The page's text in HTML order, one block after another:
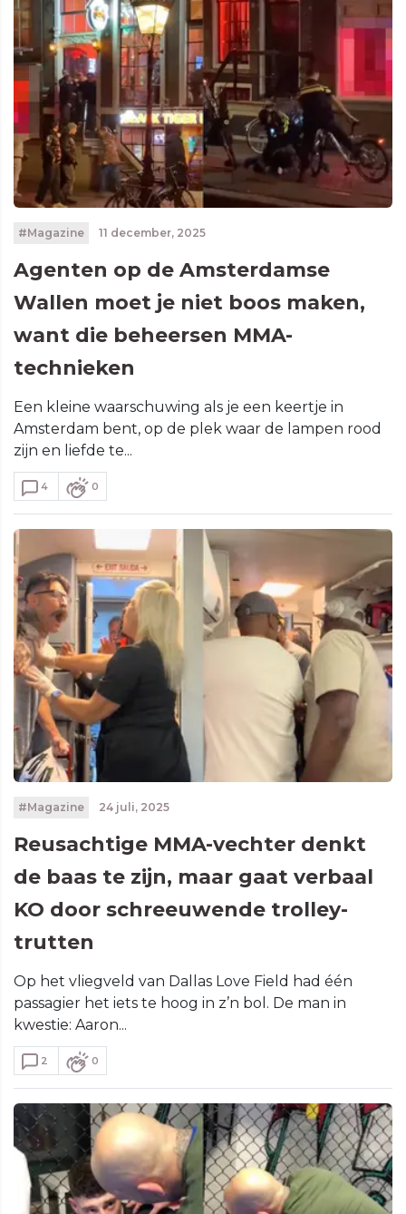
#Magazine 11 december, 2025
Agenten op de Amsterdamse
Wallen moet je niet boos maken,
want die beheersen MMA-
technieken
Een kleine waarschuwing als je een keertje in
Amsterdam bent, op de plek waar de lampen rood
zijn en liefde te...
4 0
#Magazine 24 juli, 2025
Reusachtige MMA-vechter denkt
de baas te zijn, maar gaat verbaal
KO door schreeuwende trolley-
trutten
Op het vliegveld van Dallas Love Field had één
passagier het iets te hoog in z’n bol. De man in
kwestie: Aaron...
2 0